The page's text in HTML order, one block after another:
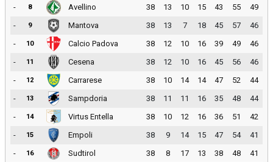
-
8 Avellino 38 13 10 15 43 55
49
-
9 Mantova 38 13 7 18 45 57
46
-
10 Calcio Padova 38 12 10 16 39 49
46
-
11 Cesena 38 12 10 16 45 56
46
-
12 Carrarese 38 10 14 14 47 52
44
-
13 Sampdoria 38 11 11 16 35 48
44
-
14 Virtus Entella 38 10 12 16 36 51
42
-
15 Empoli 38 9 14 15 47 54
41
-
16 Sudtirol 38 8 17 13 38 48
41